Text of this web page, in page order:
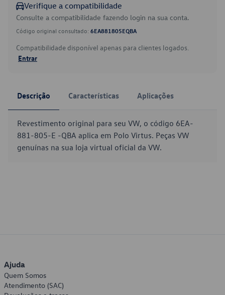
Verifique a compatibilidade
Consulte a compatibilidade fazendo login na sua conta.
Código original consultado: 6EA881805EQBA
Compatibilidade disponível apenas para clientes logados.
Entrar
Descrição Características Aplicações
Revestimento original para seu VW, o código 6EA-
881-805-E -QBA aplica em Polo Virtus. Peças VW
genuínas na sua loja virtual oficial da VW.
Ajuda
Quem Somos
Atendimento (SAC)